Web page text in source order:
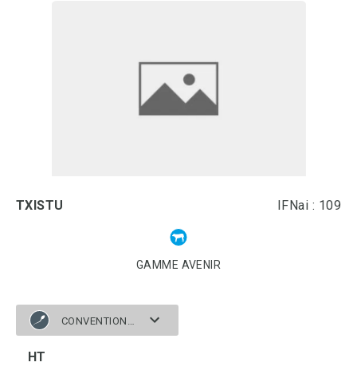
TXISTU IFNai : 109
GAMME AVENIR
CONVENTIONNELLE
HT